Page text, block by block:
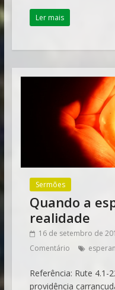
Ler mais
Sermões
Quando a
realidade
16 de setembro de
Comentário
Referência: Rute 4.1-
providência